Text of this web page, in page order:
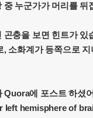
누군가가 머리를 뒤
곤충을 보면 힌트가 있
소화계가 등쪽으로
Quora에 포스트 하셨
left hemisphere of